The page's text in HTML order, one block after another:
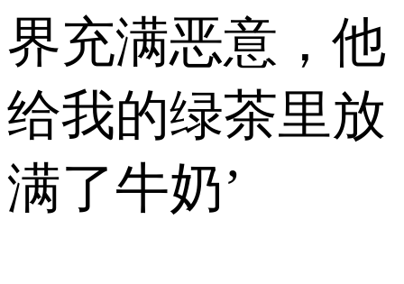
界充满恶意，他
给我的绿茶里放
满了牛奶’